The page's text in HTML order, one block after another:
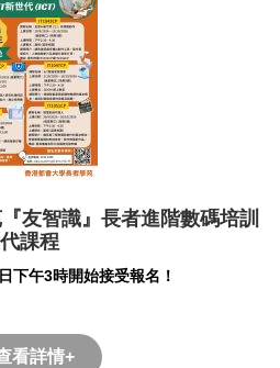
友智識』長者進階數碼培訓
課程
下午3時開始接受報名！
看詳情+